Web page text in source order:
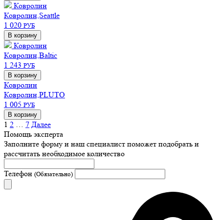
Ковролин
Ковролин,Seattle
1 020 РУБ
В корзину
Ковролин
Ковролин,Baltic
1 243 РУБ
В корзину
Ковролин
Ковролин,PLUTO
1 005 РУБ
В корзину
1 2 … 7 Далее
Помощь эксперта
Заполните форму и наш специалист поможет подобрать и
рассчитать необходимое количество
Телефон (Обязательно)